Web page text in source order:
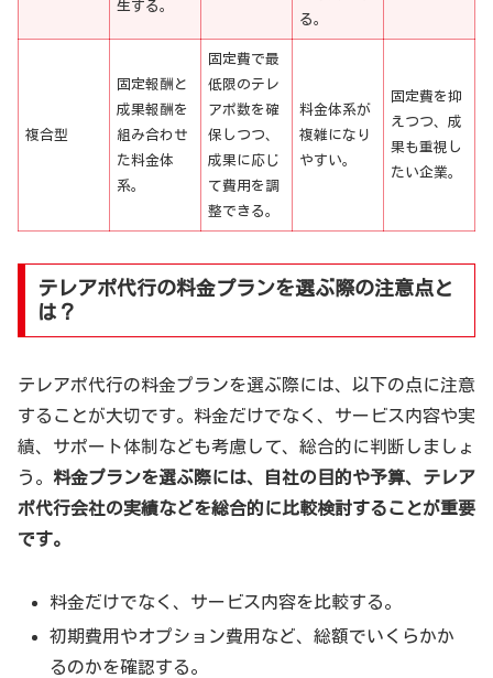
生する。
る。
複合型
固定報酬と
成果報酬を
組み合わせ
た料金体
系。
固定費で最
低限のテレ
アポ数を確
保しつつ、
成果に応じ
て費用を調
整できる。
料金体系が
複雑になり
やすい。
固定費を抑
えつつ、成
果も重視し
たい企業。
テレアポ代行の料金プランを選ぶ際の注意点と
は？
テレアポ代行の料金プランを選ぶ際には、以下の点に注意
することが大切です。料金だけでなく、サービス内容や実
績、サポート体制なども考慮して、総合的に判断しましょ
う。 料金プランを選ぶ際には、自社の目的や予算、テレア
ポ代行会社の実績などを総合的に比較検討することが重要
です。
料金だけでなく、サービス内容を比較する。
初期費用やオプション費用など、総額でいくらかか
るのかを確認する。